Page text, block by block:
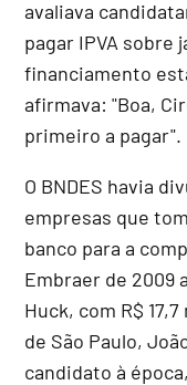
avaliava
pagar IPVA sobre
financiamento
afirmava: "Boa,
primeiro a pagar".
O BNDES havia
empresas que
banco para a
Embraer de 2009
Huck, com R$
de São Paulo,
candidato à